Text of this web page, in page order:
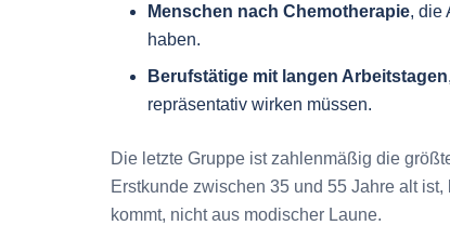
Menschen nach Chemotherapie, die
haben.
Berufstätige mit langen Arbeitstagen
repräsentativ wirken müssen.
Die letzte Gruppe ist zahlenmäßig die
Erstkunde zwischen 35 und 55 Jahre alt
kommt, nicht aus modischer Laune.